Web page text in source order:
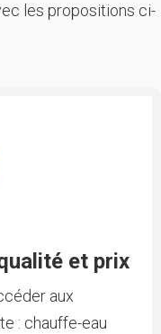
les propositions ci-
et prix
aux
: chauffe-eau